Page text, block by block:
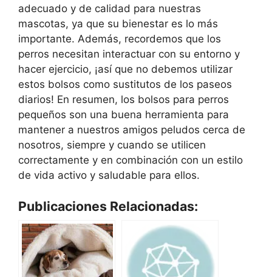
adecuado y de calidad para nuestras
mascotas, ya que su bienestar es lo más
importante. Además, recordemos que los
perros necesitan interactuar con su entorno y
hacer ejercicio, ¡así que no debemos utilizar
estos bolsos como sustitutos de los paseos
diarios! En resumen, los bolsos para perros
pequeños son una buena herramienta para
mantener a nuestros amigos peludos cerca de
nosotros, siempre y cuando se utilicen
correctamente y en combinación con un estilo
de vida activo y saludable para ellos.
Publicaciones Relacionadas: